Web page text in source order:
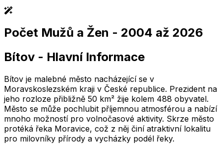
2,005 2,010 2,015 2,020 2,025
2,005 2,010 2,015 2,020 2,025
Počet Mužů a Žen - 2004 až 2026
Bítov - Hlavní Informace
Bítov je malebné město nacházející se v
Moravskoslezském kraji v České republice. Prezident na
jeho rozloze přibližně 50 km² žije kolem 488 obyvatel.
Město se může pochlubit příjemnou atmosférou a nabízí
mnoho možností pro volnočasové aktivity. Skrze město
protéká řeka Moravice, což z něj činí atraktivní lokalitu
pro milovníky přírody a vycházky podél řeky.